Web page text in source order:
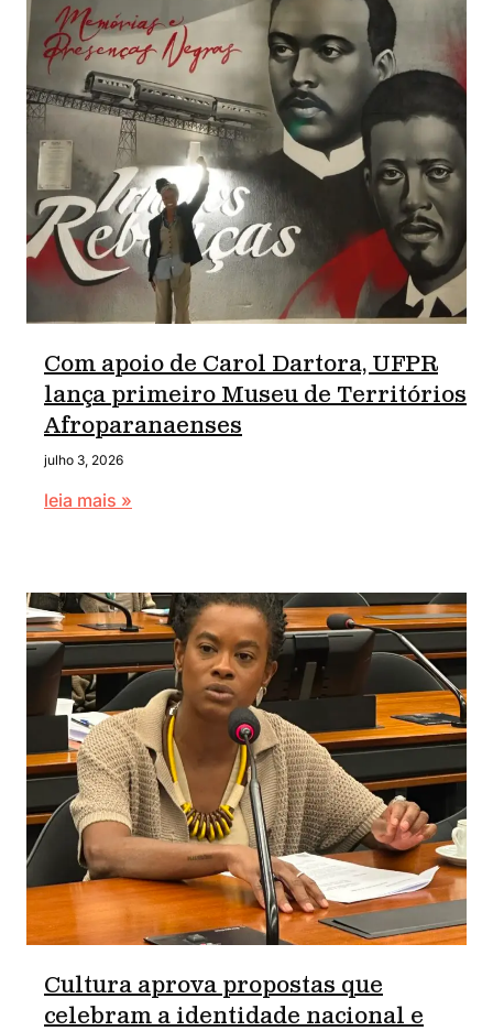
Com apoio de Carol Dartora, UFPR
lança primeiro Museu de Territórios
Afroparanaenses
julho 3, 2026
leia mais »
Cultura aprova propostas que
celebram a identidade nacional e